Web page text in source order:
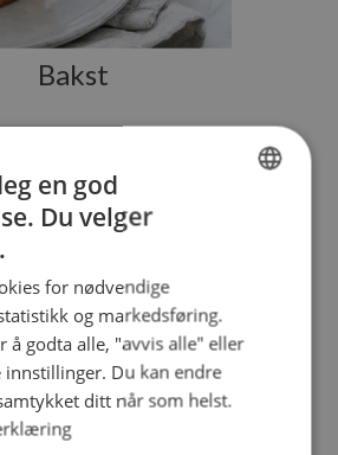
Bakst
Brun
i Oslo i 1911.
seg tilbake til Bergen, med en
en god
Du velger
for nødvendige
og markedsføring.
å godta alle, "avvis alle" eller
innstillinger. Du kan endre
ditt når som helst.